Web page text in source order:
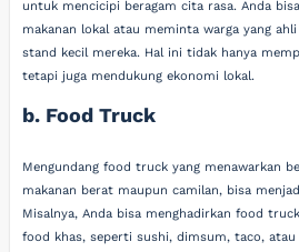
untuk mencicipi beragam cita rasa. Anda
makanan lokal atau meminta warga yang
stand kecil mereka. Hal ini tidak hanya
tetapi juga mendukung ekonomi lokal.
b. Food Truck
Mengundang food truck yang menawarkan
makanan berat maupun camilan, bisa
Misalnya, Anda bisa menghadirkan food
food khas, seperti sushi, dimsum, taco, atau